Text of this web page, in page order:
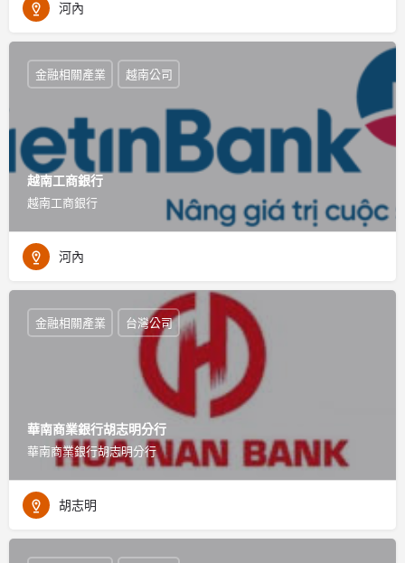
河內
越南工商銀行
越南工商銀行
金融相關產業 越南公司
河內
華南商業銀行胡志明分行
華南商業銀行胡志明分行
金融相關產業 台灣公司
胡志明